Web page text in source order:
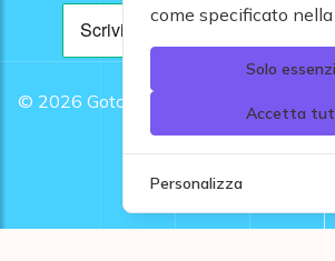
© 2026 Gotomare srl - Partita IVA
diritti riservati.
come specificato
Solo
Accetta
Personalizza